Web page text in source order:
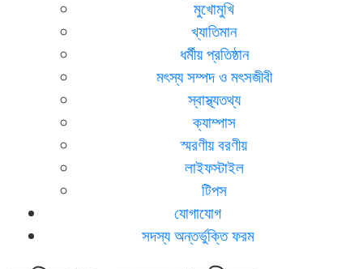
মুখোমুখি
খ্যাতিমান
ধর্মীয় প্রতিষ্ঠান
মৎস্য সম্পদ ও মৎসজীবী
স্বাস্থ্যতথ্য
ক্যাম্পাস
স্মরণীয় বরণীয়
লাইফস্টাইল
টিপস
যোগাযোগ
সদস্য অন্তর্ভুক্তি ফরম